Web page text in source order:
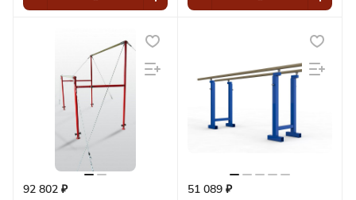
92 802 ₽
51 089 ₽